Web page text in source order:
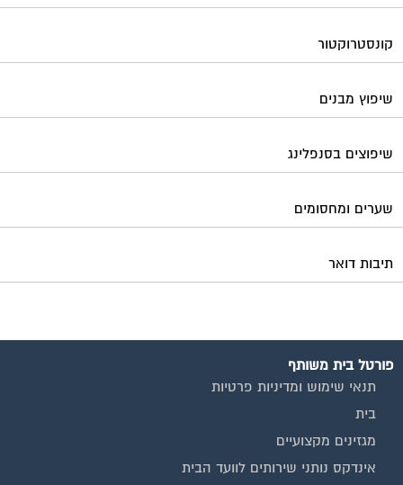
קונסטרוקטור
שיפוץ מבנים
שיפוצים בסנפלינג
שערים ומחסומים
תיבות דואר
פורטל בית משותף
תנאי שימוש ומדיניות פרטיות
בית
מגזינים מקצועיים
אינדקס נותני שירותים לוועד הבית